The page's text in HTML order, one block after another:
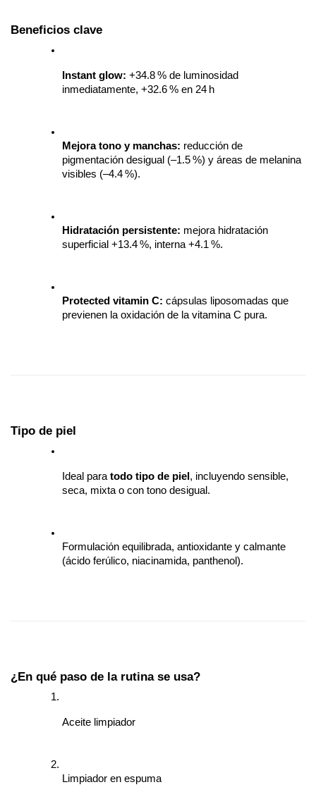
Beneficios clave
Instant glow: +34.8 % de luminosidad
inmediatamente, +32.6 % en 24 h
Mejora tono y manchas: reducción de
pigmentación desigual (–1.5 %) y áreas de melanina
visibles (–4.4 %).
Hidratación persistente: mejora hidratación
superficial +13.4 %, interna +4.1 %.
Protected vitamin C: cápsulas liposomadas que
previenen la oxidación de la vitamina C pura.
Tipo de piel
Ideal para todo tipo de piel , incluyendo sensible,
seca, mixta o con tono desigual.
Formulación equilibrada, antioxidante y calmante
(ácido ferúlico, niacinamida, panthenol).
¿En qué paso de la rutina se usa?
Aceite limpiador
Limpiador en espuma